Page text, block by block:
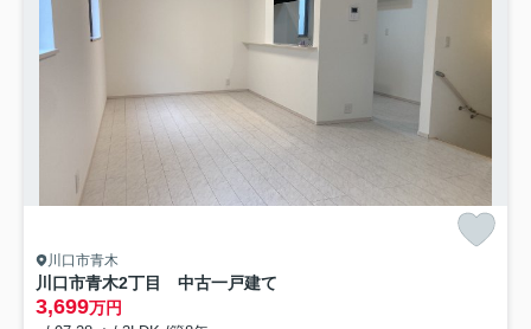
川口市青木
川口市青木2丁目 中古一戸建て
3,699万円